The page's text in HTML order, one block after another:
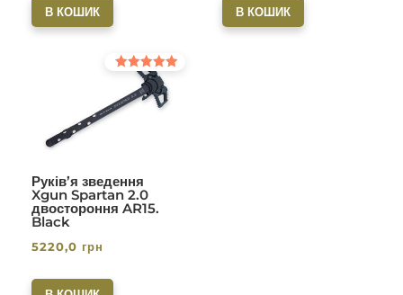
В КОШИК В КОШИК
Руків’я зведення
Xgun Spartan 2.0
двостороння AR15.
Black
Оцінено в
з 5
5220,0 грн